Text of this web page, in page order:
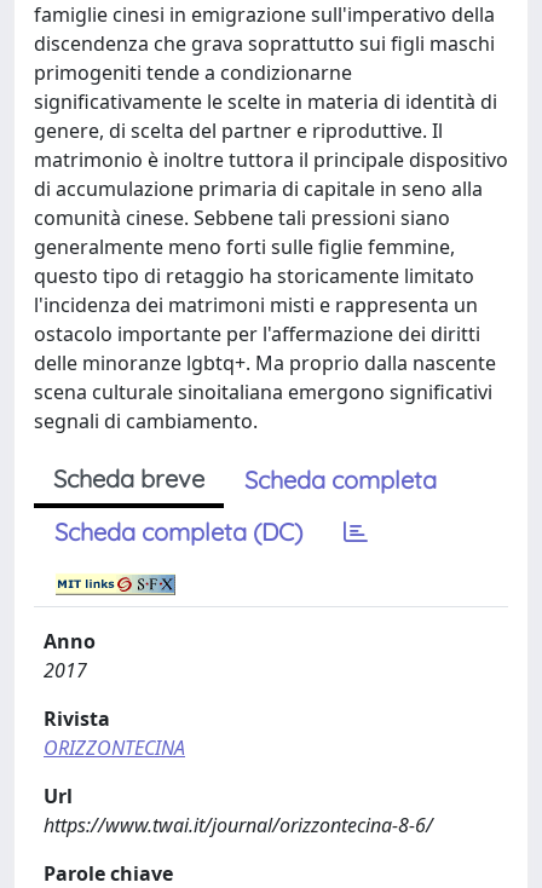
famiglie cinesi in emigrazione sull'imperativo della
discendenza che grava soprattutto sui figli maschi
primogeniti tende a condizionarne
significativamente le scelte in materia di identità di
genere, di scelta del partner e riproduttive. Il
matrimonio è inoltre tuttora il principale dispositivo
di accumulazione primaria di capitale in seno alla
comunità cinese. Sebbene tali pressioni siano
generalmente meno forti sulle figlie femmine,
questo tipo di retaggio ha storicamente limitato
l'incidenza dei matrimoni misti e rappresenta un
ostacolo importante per l'affermazione dei diritti
delle minoranze lgbtq+. Ma proprio dalla nascente
scena culturale sinoitaliana emergono significativi
segnali di cambiamento.
Scheda breve
Scheda completa
Scheda completa (DC)
Anno
2017
Rivista
ORIZZONTECINA
Url
https://www.twai.it/journal/orizzontecina-8-6/
Parole chiave